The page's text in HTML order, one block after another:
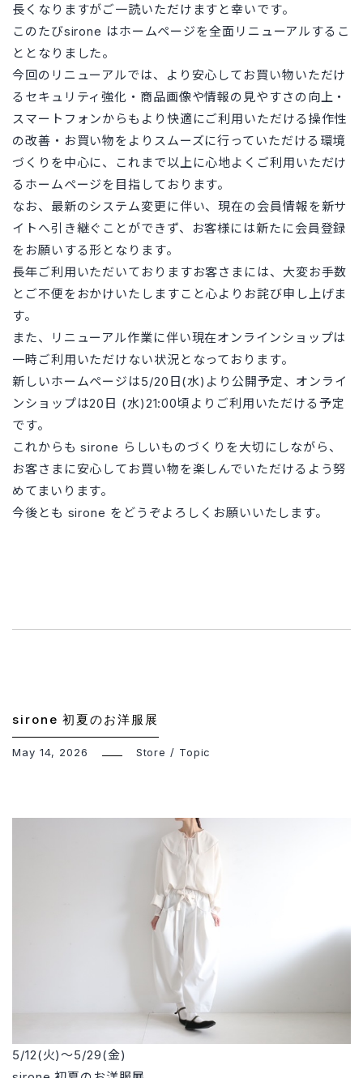
長くなりますがご一読いただけますと幸いです。
このたびsirone はホームページを全面リニューアルするこ
ととなりました。
今回のリニューアルでは、より安心してお買い物いただけ
るセキュリティ強化・商品画像や情報の見やすさの向上・
スマートフォンからもより快適にご利用いただける操作性
の改善・お買い物をよりスムーズに行っていただける環境
づくりを中心に、これまで以上に心地よくご利用いただけ
るホームページを目指しております。
なお、最新のシステム変更に伴い、現在の会員情報を新サ
イトへ引き継ぐことができず、お客様には新たに会員登録
をお願いする形となります。
長年ご利用いただいておりますお客さまには、大変お手数
とご不便をおかけいたしますこと心よりお詫び申し上げま
す。
また、リニューアル作業に伴い現在オンラインショップは
一時ご利用いただけない状況となっております。
新しいホームページは5/20日(水)より公開予定、オンライ
ンショップは20日 (水)21:00頃よりご利用いただける予定
です。
これからも sirone らしいものづくりを大切にしながら、
お客さまに安心してお買い物を楽しんでいただけるよう努
めてまいります。
今後とも sirone をどうぞよろしくお願いいたします。
sirone 初夏のお洋服展
May 14, 2026 Store / Topic
5/12(火)～5/29(金)